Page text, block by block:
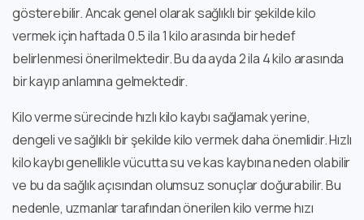
gösterebilir. Ancak genel olarak sağlıklı bir şekilde kilo
vermek için haftada 0.5 ila 1 kilo arasında bir hedef
belirlenmesi önerilmektedir. Bu da ayda 2 ila 4 kilo arasında
bir kayıp anlamına gelmektedir.
Kilo verme sürecinde hızlı kilo kaybı sağlamak yerine,
dengeli ve sağlıklı bir şekilde kilo vermek daha önemlidir. Hızlı
kilo kaybı genellikle vücutta su ve kas kaybına neden olabilir
ve bu da sağlık açısından olumsuz sonuçlar doğurabilir. Bu
nedenle, uzmanlar tarafından önerilen kilo verme hızı